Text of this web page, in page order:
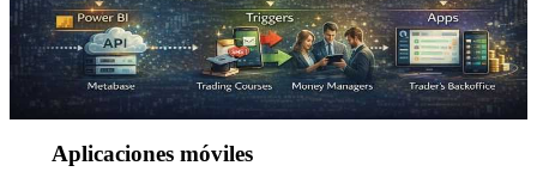
Aplicaciones móviles